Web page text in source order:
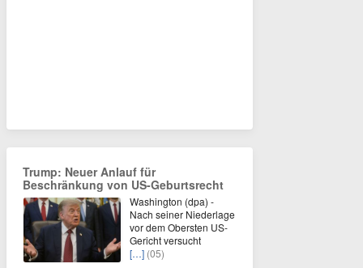
Trump: Neuer Anlauf für
Beschränkung von US-Geburtsrecht
Washington (dpa) -
Nach seiner Niederlage
vor dem Obersten US-
Gericht versucht
[…] (05)